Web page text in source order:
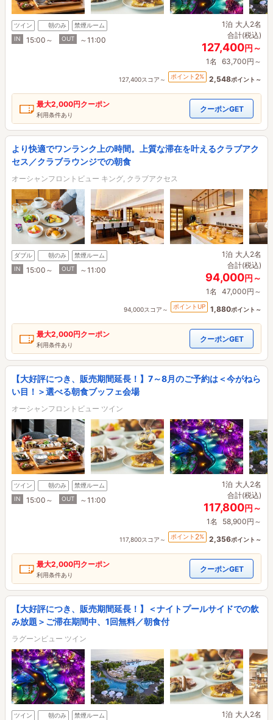
ツイン 朝のみ
禁煙ルーム
IN
15:00～ OUT ～11:00
1泊 大人2名
合計(税込)
127,400円～
1名 63,700円～
127,400スコア～ ポイント 2% 2,548ポイント～
最大2,000円クーポン
利用条件あり
クーポンGET
より快適でワンランク上の時間。上質な滞在を叶えるクラブアク
セス／クラブラウンジでの朝食
オーシャンフロントビュー キング, クラブアクセス
ダブル 朝のみ
禁煙ルーム
IN
15:00～ OUT ～11:00
1泊 大人2名
合計(税込)
94,000円～
1名 47,000円～
94,000スコア～ ポイントUP 1,880ポイント～
最大2,000円クーポン
利用条件あり
クーポンGET
【大好評につき、販売期間延長！】7～8月のご予約は＜今がねら
い目！＞選べる朝食ブッフェ会場
オーシャンフロントビュー ツイン
ツイン 朝のみ
禁煙ルーム
IN
15:00～ OUT ～11:00
1泊 大人2名
合計(税込)
117,800円～
1名 58,900円～
117,800スコア～ ポイント 2% 2,356ポイント～
最大2,000円クーポン
利用条件あり
クーポンGET
【大好評につき、販売期間延長！】＜ナイトプールサイドでの飲
み放題＞ご滞在期間中、1回無料／朝食付
ラグーンビュー ツイン
ツイン 朝のみ 禁煙ルーム 1泊 大人2名